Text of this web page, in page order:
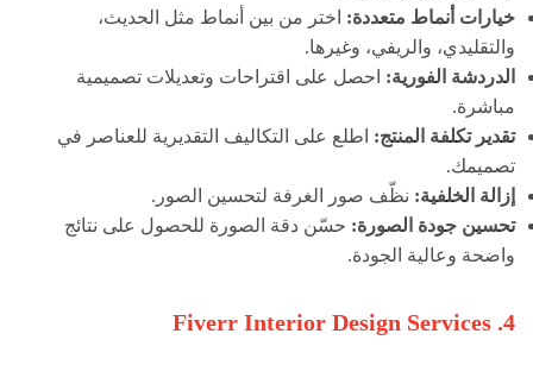
خيارات أنماط متعددة: اختر من بين أنماط مثل الحديث،
والتقليدي، والريفي، وغيرها.
الدردشة الفورية: احصل على اقتراحات وتعديلات تصميمية
مباشرة.
تقدير تكلفة المنتج: اطلع على التكاليف التقديرية للعناصر في
تصميمك.
إزالة الخلفية: نظّف صور الغرفة لتحسين الصور.
تحسين جودة الصورة: حسّن دقة الصورة للحصول على نتائج
واضحة وعالية الجودة.
4. Fiverr Interior Design Services